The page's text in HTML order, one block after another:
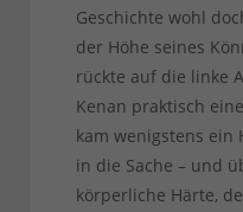
Geschichte wohl
der Höhe seines
rückte auf die linke
Kenan praktisch
kam wenigstens ein
in die Sache – und
körperliche Härte,